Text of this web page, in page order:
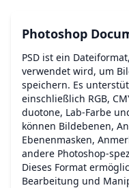
Photoshop
PSD ist ein
verwendet wird, um
speichern. Es
einschließlich RGB,
duotone, Lab-Farbe
können Bildebenen,
Ebenenmasken,
andere Photoshop-
Dieses Format
Bearbeitung und